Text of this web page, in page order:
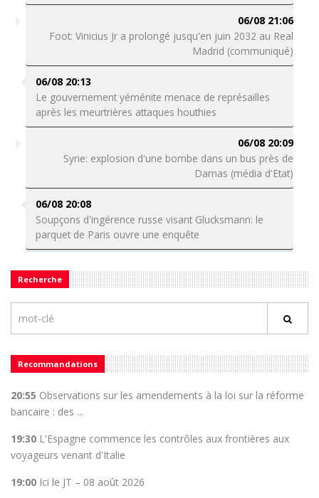
06/08 21:06
Foot: Vinicius Jr a prolongé jusqu'en juin 2032 au Real
Madrid (communiqué)
06/08 20:13
Le gouvernement yéménite menace de représailles
après les meurtrières attaques houthies
06/08 20:09
Syrie: explosion d'une bombe dans un bus près de
Damas (média d'Etat)
06/08 20:08
Soupçons d'ingérence russe visant Glucksmann: le
parquet de Paris ouvre une enquête
Recherche
Recommandations
20:55 Observations sur les amendements à la loi sur la réforme
bancaire : des ...
19:30 L'Espagne commence les contrôles aux frontières aux
voyageurs venant d'Italie
19:00 Ici le JT – 08 août 2026